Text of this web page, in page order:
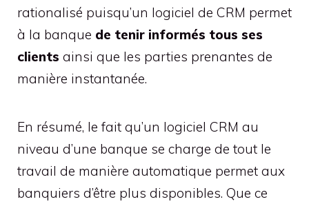
rationalisé puisqu’un logiciel de CRM permet
à la banque de tenir informés tous ses
clients ainsi que les parties prenantes de
manière instantanée.
En résumé, le fait qu’un logiciel CRM au
niveau d’une banque se charge de tout le
travail de manière automatique permet aux
banquiers d’être plus disponibles. Que ce